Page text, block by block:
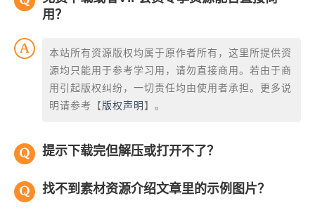
用？
本站所有资源版权均属于原作者所有，这里所提供资
源均只能用于参考学习用，请勿直接商用。若由于商
用引起版权纠纷，一切责任均由使用者承担。更多说
明请参考【 版权声明 】。
提示下载完但解压或打开不了？
找不到素材资源介绍文章里的示例图片？